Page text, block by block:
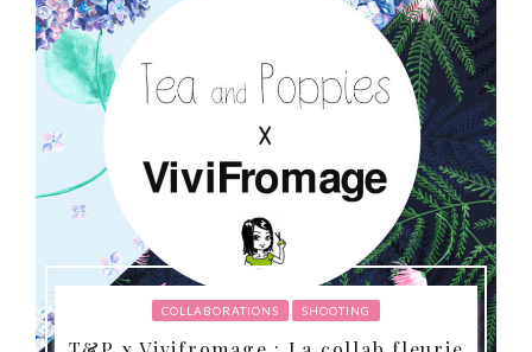
COLLABORATIONS SHOOTING